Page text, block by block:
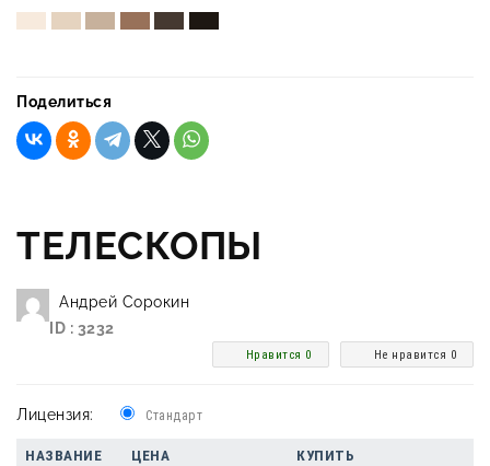
Поделиться
ТЕЛЕСКОПЫ
Андрей Сорокин
ID : 3232
Не нравится 0
Нравится 0
Лицензия: Стандарт
НАЗВАНИЕ ЦЕНА
КУПИТЬ